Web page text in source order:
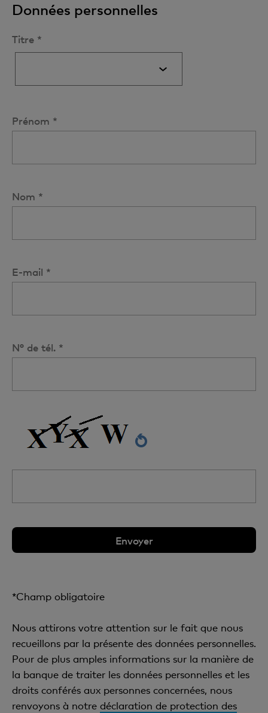
Données personnelles
Titre *
Prénom *
Nom *
E-mail *
N° de tél. *
*Champ obligatoire
Nous attirons votre attention sur le fait que nous
recueillons par la présente des données personnelles.
Pour de plus amples informations sur la manière de
la banque de traiter les données personnelles et les
droits conférés aux personnes concernées, nous
renvoyons à notre déclaration de protection des